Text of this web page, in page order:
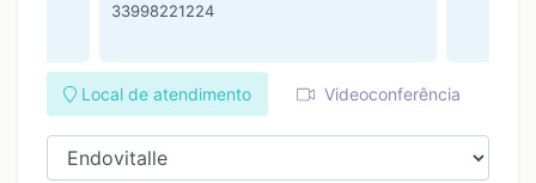
33998221224
Local de atendimento Videoconferência